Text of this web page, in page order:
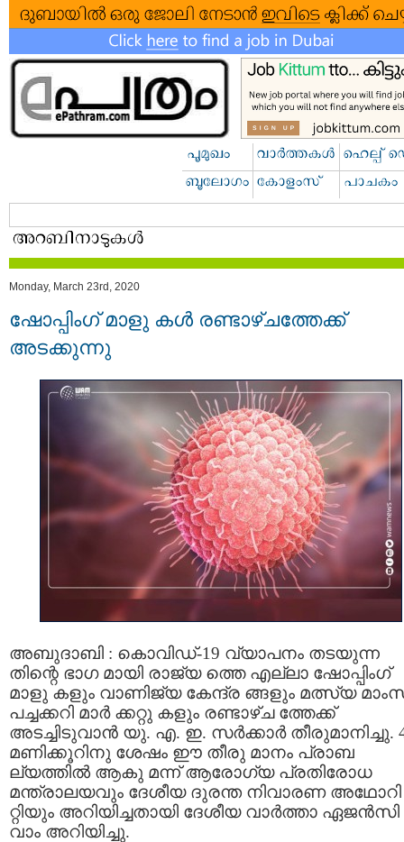
Monday, March 23rd, 2020
ഷോപ്പിംഗ് മാളു കള്‍ രണ്ടാഴ്ചത്തേക്ക്
അടക്കുന്നു
അബുദാബി : കൊവിഡ്-19 വ്യാപനം തടയുന്ന
തിന്റെ ഭാഗ മായി രാജ്യ ത്തെ എല്ലാ ഷോപ്പിംഗ്
മാളു കളും വാണിജ്യ കേന്ദ്ര ങ്ങളും മത്സ്യ
പച്ചക്കറി മാര്‍ ക്കറ്റു കളും രണ്ടാഴ്ച ത്തേക്ക്
അടച്ചിടുവാന്‍ യു. എ. ഇ. സര്‍ക്കാര്‍ തീരുമാനിച്ചു.
മണിക്കൂറിനു ശേഷം ഈ തീരു മാനം പ്രാബ
ല്യത്തില്‍ ആകു മന്ന് ആരോഗ്യ പ്രതിരോധ
മന്ത്രാലയവും ദേശീയ ദുരന്ത നിവാരണ അഥോറി
റ്റിയും അറിയിച്ചതായി ദേശീയ വാര്‍ത്താ ഏജന്‍സി
വാം അറിയിച്ചു.